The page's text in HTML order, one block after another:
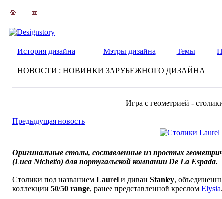
История дизайна Мэтры дизайна Темы
НОВОСТИ : НОВИНКИ ЗАРУБЕЖНОГО ДИЗАЙНА
Игра с геометрией -
Предыдущая новость
Оригинальные столы, составленные из простых
(Luca Nichetto) для португальской компании De La Espada.
Столики под названием Laurel и диван Stanley,
коллекции 50/50 range, ранее представленной креслом Elysia